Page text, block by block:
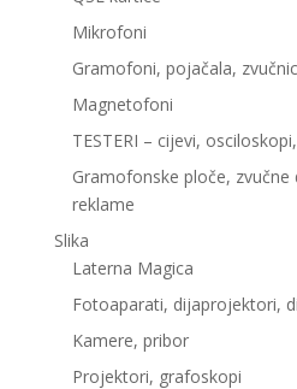
Mikrofoni
Gramofoni, pojačala,
Magnetofoni
TESTERI – cijevi,
Gramofonske ploče, zvučne
reklame
Slika
Laterna Magica
Fotoaparati, dijaprojektori,
Kamere, pribor
Projektori, grafoskopi